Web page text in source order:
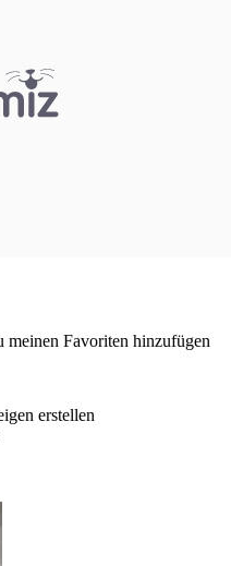
meinen Favoriten hinzufügen
erstellen